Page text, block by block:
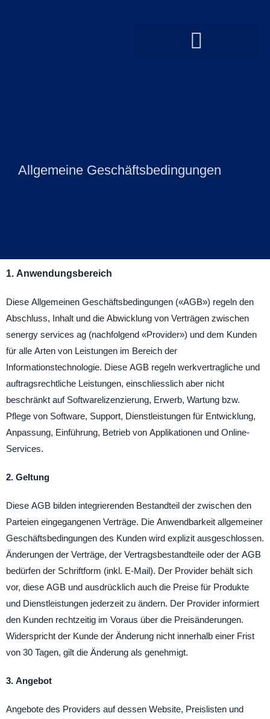
Allgemeine Geschäftsbedingungen
1. Anwendungsbereich
Diese Allgemeinen Geschäftsbedingungen («AGB») regeln den
Abschluss, Inhalt und die Abwicklung von Verträgen zwischen
senergy services ag (nachfolgend «Provider») und dem Kunden
für alle Arten von Leistungen im Bereich der
Informationstechnologie. Diese AGB regeln werkvertragliche und
auftragsrechtliche Leistungen, einschliesslich aber nicht
beschränkt auf Softwarelizenzierung, Erwerb, Wartung bzw.
Pflege von Software, Support, Dienstleistungen für Entwicklung,
Anpassung, Einführung, Betrieb von Applikationen und Online-
Services.
2. Geltung
Diese AGB bilden integrierenden Bestandteil der zwischen den
Parteien eingegangenen Verträge. Die Anwendbarkeit allgemeiner
Geschäftsbedingungen des Kunden wird explizit ausgeschlossen.
Änderungen der Verträge, der Vertragsbestandteile oder der AGB
bedürfen der Schriftform (inkl. E-Mail). Der Provider behält sich
vor, diese AGB und ausdrücklich auch die Preise für Produkte
und Dienstleistungen jederzeit zu ändern. Der Provider informiert
den Kunden rechtzeitig im Voraus über die Preisänderungen.
Widerspricht der Kunde der Änderung nicht innerhalb einer Frist
von 30 Tagen, gilt die Änderung als genehmigt.
3. Angebot
Angebote des Providers auf dessen Website, Preislisten und